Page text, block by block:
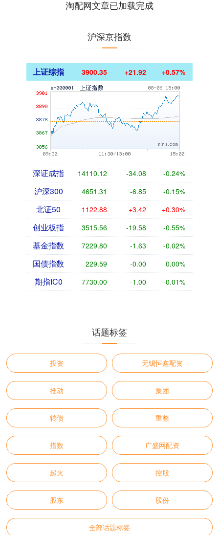
淘配网文章已加载完成
沪深京指数
上证综指 3900.35 +21.92 +0.57%
深证成指 14110.12 -34.08 -0.24%
沪深300 4651.31 -6.85 -0.15%
北证50 1122.88 +3.42 +0.30%
创业板指 3515.56 -19.58 -0.55%
基金指数 7229.80 -1.63 -0.02%
国债指数 229.59 -0.00 0.00%
期指IC0 7730.00 -1.00 -0.01%
话题标签
投资 无锡恒鑫配资
推动 集团
转债 重整
指数 广盛网配资
起火 控股
股东 股份
全部话题标签